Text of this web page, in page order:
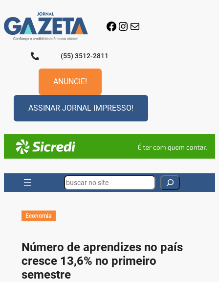
para
o
conteúdo
Facebook
Instagram
E-mail
(55) 3512-2811
ANUNCIE!
ASSINAR JORNAL IMPRESSO!
Search
Economia
Número de aprendizes no país
cresce 13,6% no primeiro
semestre